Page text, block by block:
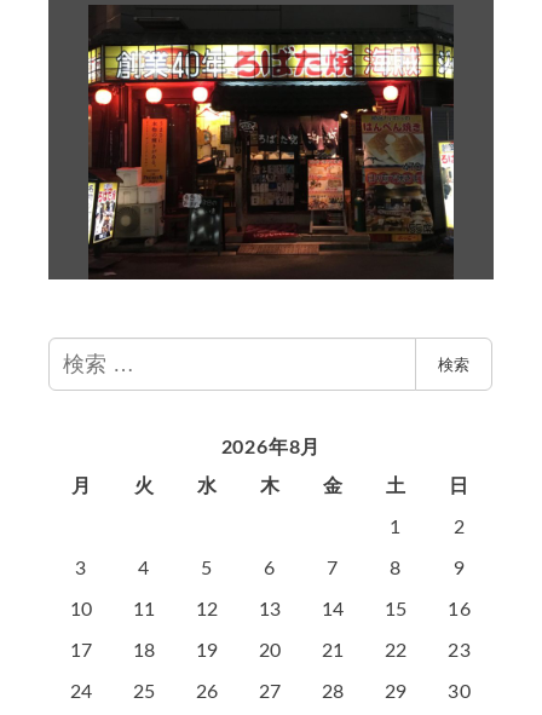
検
索
検索
2026年8月
月
火 水 木 金 土 日
1 2
3 4 5 6 7 8 9
10 11 12 13 14 15 16
17 18 19 20 21 22 23
24 25 26 27 28 29 30